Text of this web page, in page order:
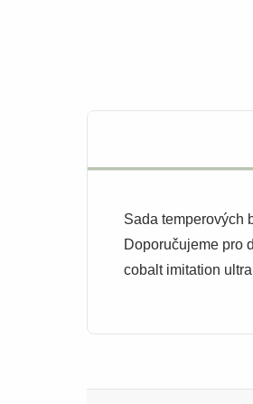
Sada temperových
Doporučujeme pro
cobalt imitation